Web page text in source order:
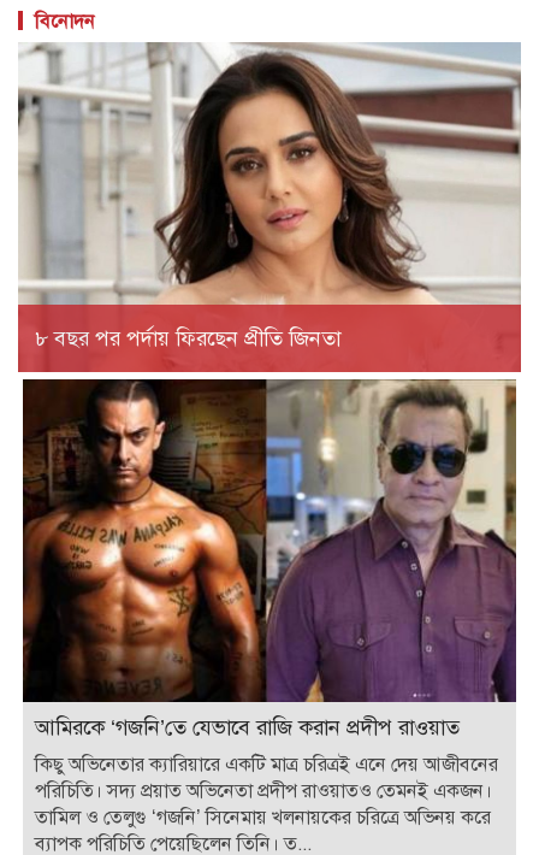
বিনোদন
৮ বছর পর পর্দায় ফিরছেন প্রীতি জিনতা
আমিরকে ‘গজনি’তে যেভাবে রাজি করান প্রদীপ রাওয়াত
কিছু অভিনেতার ক্যারিয়ারে একটি মাত্র চরিত্রই এনে দেয় আজীবনের
পরিচিতি। সদ্য প্রয়াত অভিনেতা প্রদীপ রাওয়াতও তেমনই একজন।
তামিল ও তেলুগু ‘গজনি’ সিনেমায় খলনায়কের চরিত্রে অভিনয় করে
ব্যাপক পরিচিতি পেয়েছিলেন তিনি। ত...